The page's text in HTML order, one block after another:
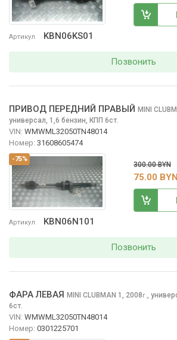
Артикул KBN06KS01
Позвонить
-75%
Артикул KBN06N101
ПРИВОД ПЕРЕДНИЙ ПРАВЫЙ MINI
универсал, 1,6 бензин, КПП 6ст.
VIN: WMWML32050TN48014
Номер: 31608605474
300.00 BYN
75.00 BYN
Позвонить
ФАРА ЛЕВАЯ MINI CLUBMAN 1, 2008г.,
6ст.
VIN: WMWML32050TN48014
Номер: 0301225701